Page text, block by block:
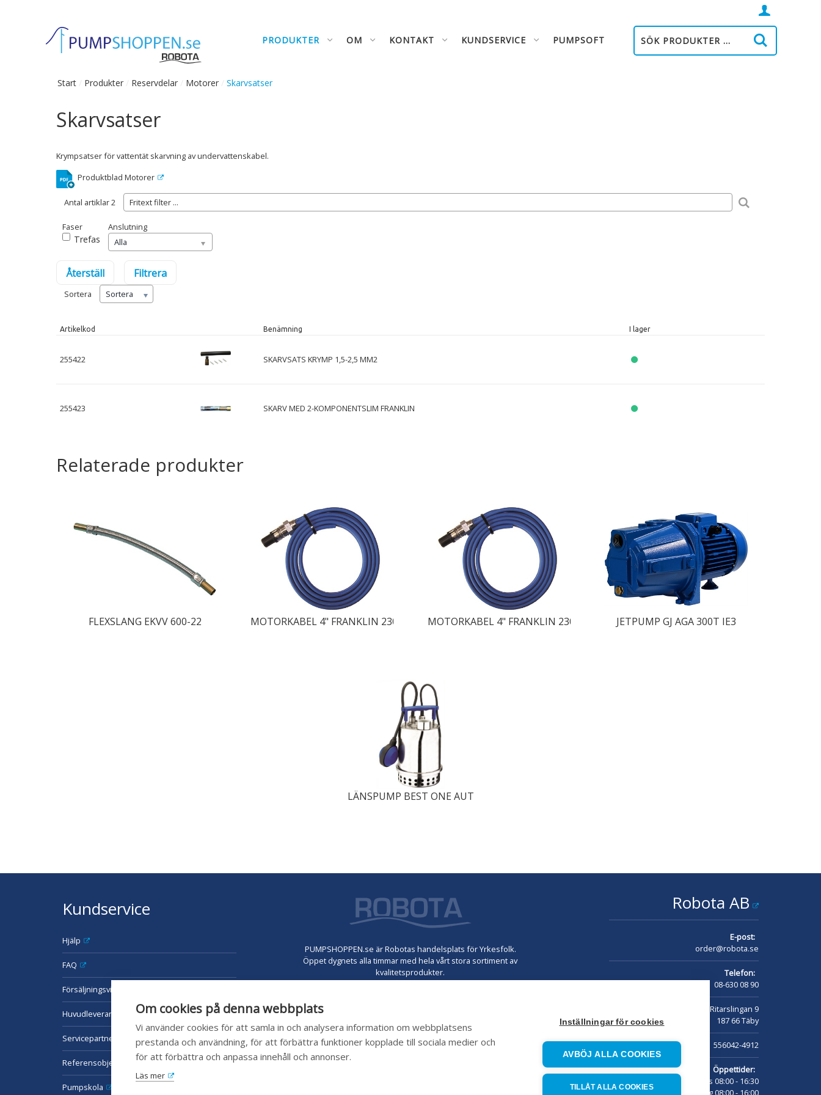
Om cookies på denna webbplats
Vi använder cookies för att samla in och analysera information om webbplatsens
prestanda och användning, för att förbättra funktioner kopplade till sociala medier och
för att förbättra och anpassa innehåll och annonser.
Läs mer
Inställningar för cookies
AVBÖJ ALLA COOKIES
TILLÅT ALLA COOKIES
Logga
in
PRODUKTER OM KONTAKT KUNDSERVICE PUMPSOFT
Start Produkter Reservdelar Motorer Skarvsatser
Skarvsatser
Krympsatser för vattentät skarvning av undervattenskabel.
Produktblad Motorer
Antal artiklar2
Faser
Trefas
Anslutning
Sortera Sortera
Artikelkod Benämning I lager
255422 SKARVSATS KRYMP 1,5-2,5 MM2
255423 SKARV MED 2-KOMPONENTSLIM FRANKLIN
Relaterade produkter
FLEXSLANG EKVV 600-22 MOTORKABEL 4" FRANKLIN 230/400 V MOTORER RUND-KRYMPSKARVSÄNDE
MOTORKABEL 4" FRANKLIN 230/400V MOTORER RUND KONTAKT-
JETPUMP GJ AGA 300T IE3
LÄNSPUMP BEST ONE AUT
PUMPSHOPPEN.se är Robotas handelsplats för Yrkesfolk.
Öppet dygnets alla timmar med hela vårt stora sortiment av
kvalitetsprodukter.
Vår kompetens ingår i priset. Välkommen att
Robota AB
E-post:
order@robota.se
Telefon:
08-630 08 90
Ritarslingan 9
187 66 Täby
556042-4912
Öppettider:
Mån - Tors 08:00 - 16:30
Fredag 08:00 - 16:00
Kundservice
Hjälp
FAQ
Försäljningsvillkor
Huvudleverantörer
Servicepartners
Referensobjekt
Pumpskola